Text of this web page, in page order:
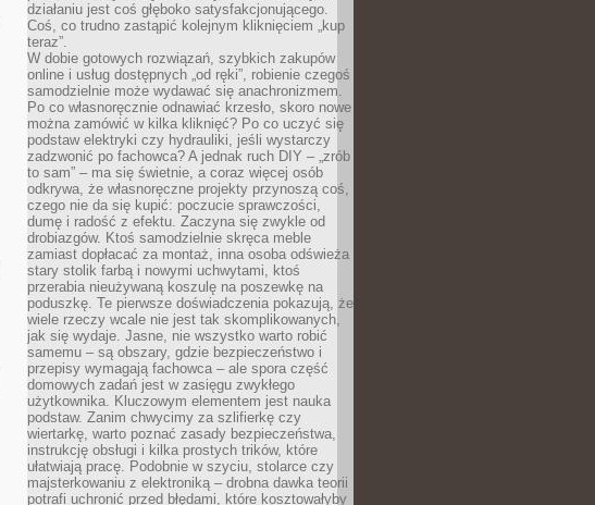
działaniu jest coś głęboko satysfakcjonującego.
Coś, co trudno zastąpić kolejnym kliknięciem „kup
teraz”.
W dobie gotowych rozwiązań, szybkich zakupów
online i usług dostępnych „od ręki”, robienie czegoś
samodzielnie może wydawać się anachronizmem.
Po co własnoręcznie odnawiać krzesło, skoro nowe
można zamówić w kilka kliknięć? Po co uczyć się
podstaw elektryki czy hydrauliki, jeśli wystarczy
zadzwonić po fachowca? A jednak ruch DIY – „zrób
to sam” – ma się świetnie, a coraz więcej osób
odkrywa, że własnoręczne projekty przynoszą coś,
czego nie da się kupić: poczucie sprawczości,
dumę i radość z efektu. Zaczyna się zwykle od
drobiazgów. Ktoś samodzielnie skręca meble
zamiast dopłacać za montaż, inna osoba odświeża
stary stolik farbą i nowymi uchwytami, ktoś
przerabia nieużywaną koszulę na poszewkę na
poduszkę. Te pierwsze doświadczenia pokazują, że
wiele rzeczy wcale nie jest tak skomplikowanych,
jak się wydaje. Jasne, nie wszystko warto robić
samemu – są obszary, gdzie bezpieczeństwo i
przepisy wymagają fachowca – ale spora część
domowych zadań jest w zasięgu zwykłego
użytkownika. Kluczowym elementem jest nauka
podstaw. Zanim chwycimy za szlifierkę czy
wiertarkę, warto poznać zasady bezpieczeństwa,
instrukcję obsługi i kilka prostych trików, które
ułatwiają pracę. Podobnie w szyciu, stolarce czy
majsterkowaniu z elektroniką – drobna dawka teorii
potrafi uchronić przed błędami, które kosztowałyby